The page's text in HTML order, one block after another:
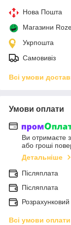
Нова Пошта
Магазини
Укрпошта
Самовивіз
Всі умови
Умови оплати
Ви отримаєте
або гроші
Детальніше
Післяплата
Післяплата
Всі умови оплати